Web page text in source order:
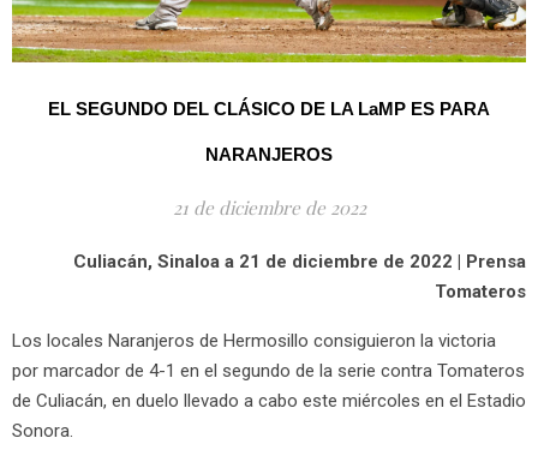
EL SEGUNDO DEL CLÁSICO DE LA LaMP ES PARA
NARANJEROS
21 de diciembre de 2022
Culiacán, Sinaloa a 21 de diciembre de 2022 | Prensa
Tomateros
Los locales Naranjeros de Hermosillo consiguieron la victoria
por marcador de 4-1 en el segundo de la serie contra Tomateros
de Culiacán, en duelo llevado a cabo este miércoles en el Estadio
Sonora.